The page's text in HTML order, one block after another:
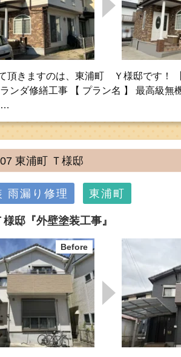
頂きますのは、東浦町 Ｙ様邸です！
ンダ修繕工事 【 プラン名 】 最高級無
…
東浦町 Ｔ様邸
雨漏り修理 東浦町
邸『外壁塗装工事』